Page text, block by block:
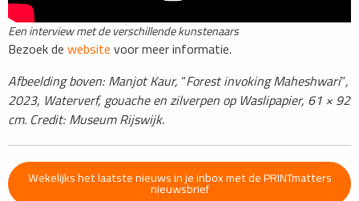
Een interview met de verschillende kunstenaars
Bezoek dewebsitevoor meer informatie.
Afbeelding boven: Manjot Kaur, “Forest invoking Maheshwari”,
2023, Waterverf, gouache en zilverpen op Waslipapier, 61 × 92
cm. Credit: Museum Rijswijk.
Wekelijks het laatste nieuws in je inbox met de PRINTmatters
nieuwsbrief